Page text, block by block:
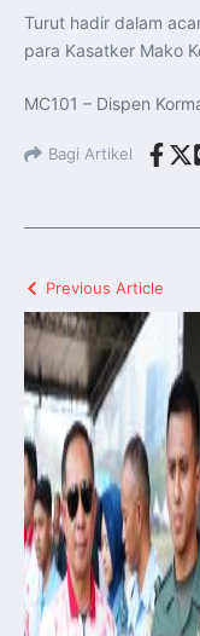
Turut hadir dalam
para Kasatker Mako
MC101 – Dispen
Bagi Artikel
Previous Article